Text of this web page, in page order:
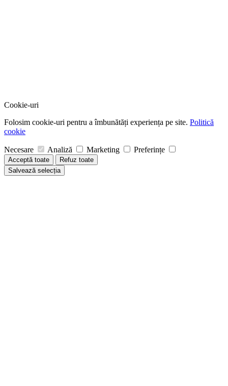
Cookie-uri
Folosim cookie-uri pentru a îmbunătăți experiența pe site. Politică
cookie
Necesare Analiză Marketing Preferințe
Acceptă toate
Refuz toate
Salvează selecția